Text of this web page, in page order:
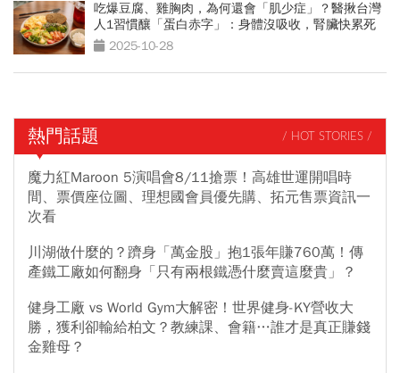
吃爆豆腐、雞胸肉，為何還會「肌少症」？醫揪台灣
人1習慣釀「蛋白赤字」：身體沒吸收，腎臟快累死
2025-10-28
熱門話題 / HOT STORIES /
魔力紅Maroon 5演唱會8/11搶票！高雄世運開唱時
間、票價座位圖、理想國會員優先購、拓元售票資訊一
次看
川湖做什麼的？躋身「萬金股」抱1張年賺760萬！傳
產鐵工廠如何翻身「只有兩根鐵憑什麼賣這麼貴」？
健身工廠 vs World Gym大解密！世界健身-KY營收大
勝，獲利卻輸給柏文？教練課、會籍…誰才是真正賺錢
金雞母？